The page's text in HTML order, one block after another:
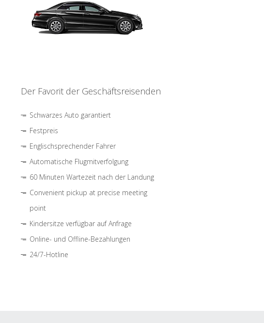
Der Favorit der Geschäftsreisenden
Schwarzes Auto garantiert
Festpreis
Englischsprechender Fahrer
Automatische Flugmitverfolgung
60 Minuten Wartezeit nach der Landung
Convenient pickup at precise meeting
point
Kindersitze verfügbar auf Anfrage
Online- und Offline-Bezahlungen
24/7-Hotline